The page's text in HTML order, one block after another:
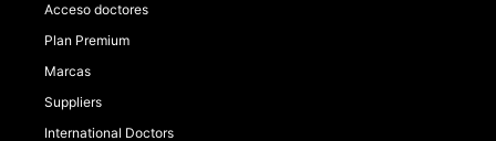
Acceso doctores
Plan Premium
Marcas
Suppliers
International Doctors